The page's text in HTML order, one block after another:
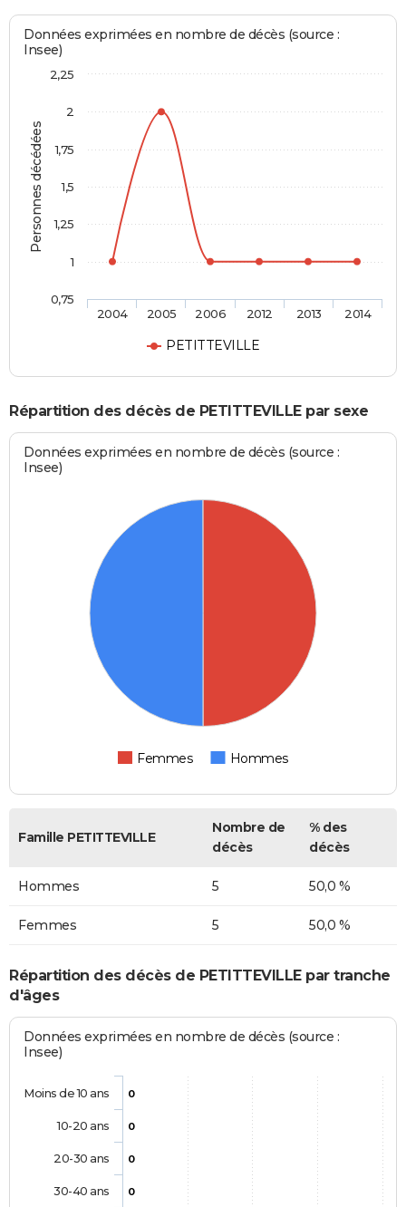
Personnes décédées
Données exprimées en nombre de décès (source :
Insee)
PETITTEVILLE
2004 2005 2006 2012 2013 2014
0,75
1
1,25
1,5
1,75
2
2,25
Répartition des décès de PETITTEVILLE par sexe
Données exprimées en nombre de décès (source :
Insee)
Femmes Hommes
Famille PETITTEVILLE
Nombre de
décès
% des
décès
Hommes 5 50,0 %
Femmes 5 50,0 %
Répartition des décès de PETITTEVILLE par tranche
d'âges
Données exprimées en nombre de décès (source :
Insee)
0
0
0
0
Moins de 10 ans
10-20 ans
20-30 ans
30-40 ans